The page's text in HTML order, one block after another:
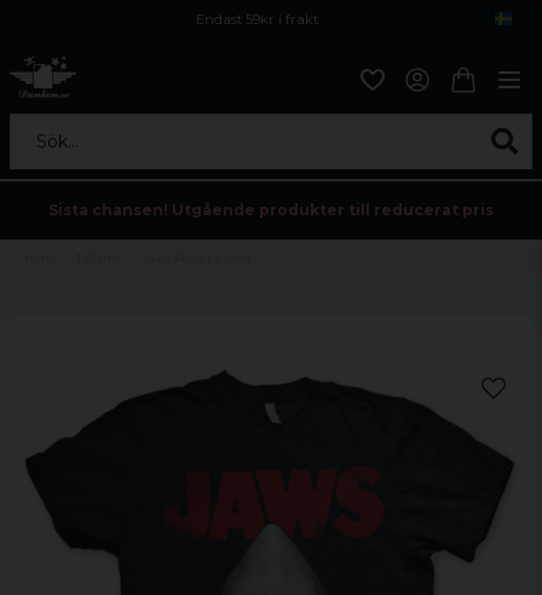
Endast 59kr i frakt
Sök...
Sista chansen! Utgående produkter till reducerat pris